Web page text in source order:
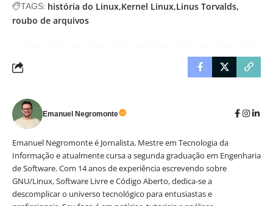
TAGS: história do Linux Kernel Linux Linus Torvalds
roubo de arquivos
Emanuel Negromonte
Emanuel Negromonte é Jornalista, Mestre em Tecnologia da
Informação e atualmente cursa a segunda graduação em Engenharia
de Software. Com 14 anos de experiência escrevendo sobre
GNU/Linux, Software Livre e Código Aberto, dedica-se a
descomplicar o universo tecnológico para entusiastas e